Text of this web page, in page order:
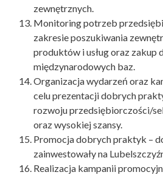
zewnętrznych.
Monitoring potrzeb
zakresie poszukiwania
produktów i usług oraz zakup
międzynarodowych baz.
Organizacja wydarzeń oraz
celu prezentacji dobrych
rozwoju przedsiębiorczości/
oraz wysokiej szansy.
Promocja dobrych praktyk –
zainwestowały na
Realizacja kampanii